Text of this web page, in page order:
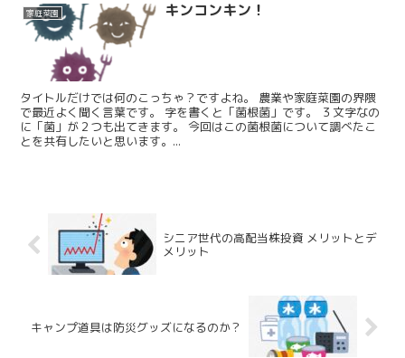
家庭菜園 キンコンキン！
タイトルだけでは何のこっちゃ？ですよね。 農業や家庭菜園の界隈
で最近よく聞く言葉です。 字を書くと「菌根菌」です。 ３文字なの
に「菌」が２つも出てきます。 今回はこの菌根菌について調べたこ
とを共有したいと思います。...
シニア世代の高配当株投資 メリットとデ
メリット
キャンプ道具は防災グッズになるのか？